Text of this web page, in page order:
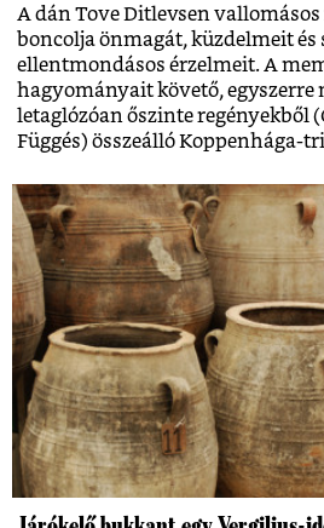
A dán Tove Ditlevsen
boncolja önmagát, küzdelmeit és
ellentmondásos érzelmeit. A
hagyományait követő, egyszerre
letaglózóan őszinte regényekből
Függés) összeálló Koppenhága-